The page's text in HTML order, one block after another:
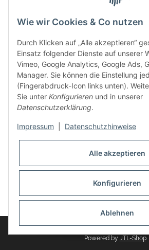
ein Car Cover anzubieten - passgenau
weitere Produkte, wie Reifenschuhe,
sind mit hochwertigen Techniken und
dasMOBILWERK® ist seit der Gründung
Familienunternehmen, welches sich seit
Wachstumskurs befindet. Hier haben Sie
Geschäftszeiten immer einen
sofern Sie Fragen rund um die Produkte
* Alle Preise inkl. gesetzlicher USt., zzgl.Versand
Powered by JTL-Shop
Wie wir Cookies & Co nutzen
Durch Klicken auf „Alle akzeptieren“
Einsatz folgender Dienste auf unserer
Vimeo, Google Analytics, Google Ads,
Manager. Sie können die Einstellung
(Fingerabdruck-Icon links unten).
Sie unter Konfigurieren und in unserer
Datenschutzerklärung.
Impressum Datenschutzhinweise
Alle akzeptieren
Konfigurieren
Ablehnen